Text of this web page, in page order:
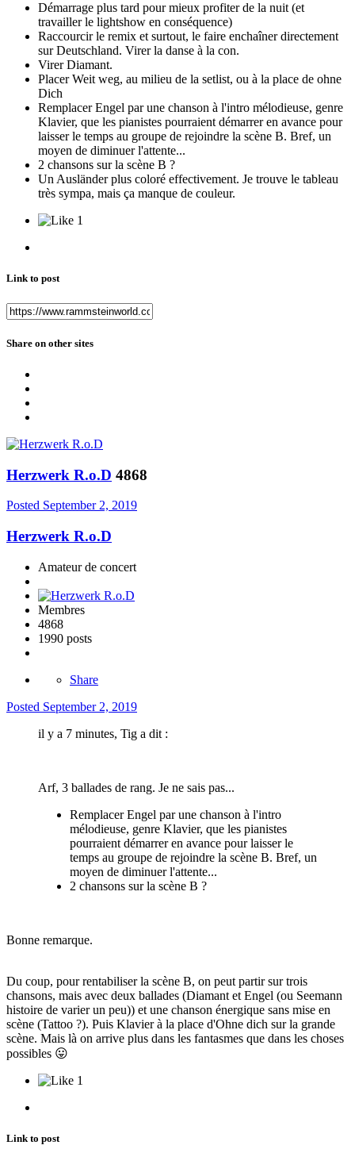
Démarrage plus tard pour mieux profiter de la nuit (et
travailler le lightshow en conséquence)
Raccourcir le remix et surtout, le faire enchaîner directement
sur Deutschland. Virer la danse à la con.
Virer Diamant.
Placer Weit weg, au milieu de la setlist, ou à la place de ohne
Dich
Remplacer Engel par une chanson à l'intro mélodieuse, genre
Klavier, que les pianistes pourraient démarrer en avance pour
laisser le temps au groupe de rejoindre la scène B. Bref, un
moyen de diminuer l'attente...
2 chansons sur la scène B ?
Un Ausländer plus coloré effectivement. Je trouve le tableau
très sympa, mais ça manque de couleur.
1
Link to post
Share on other sites
Herzwerk R.o.D 4868
Posted September 2, 2019
Herzwerk R.o.D
Amateur de concert
Membres
4868
1990 posts
Share
Posted September 2, 2019
il y a 7 minutes, Tig a dit :
Arf, 3 ballades de rang. Je ne sais pas...
Remplacer Engel par une chanson à l'intro
mélodieuse, genre Klavier, que les pianistes
pourraient démarrer en avance pour laisser le
temps au groupe de rejoindre la scène B. Bref, un
moyen de diminuer l'attente...
2 chansons sur la scène B ?
Bonne remarque.
Du coup, pour rentabiliser la scène B, on peut partir sur trois
chansons, mais avec deux ballades (Diamant et Engel (ou Seemann
histoire de varier un peu)) et une chanson énergique sans mise en
scène (Tattoo ?). Puis Klavier à la place d'Ohne dich sur la grande
scène. Mais là on arrive plus dans les fantasmes que dans les choses
possibles 😛
1
Link to post